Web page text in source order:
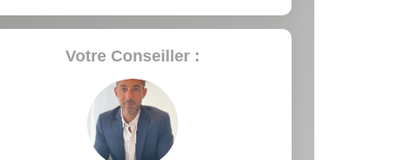
Votre Conseiller :